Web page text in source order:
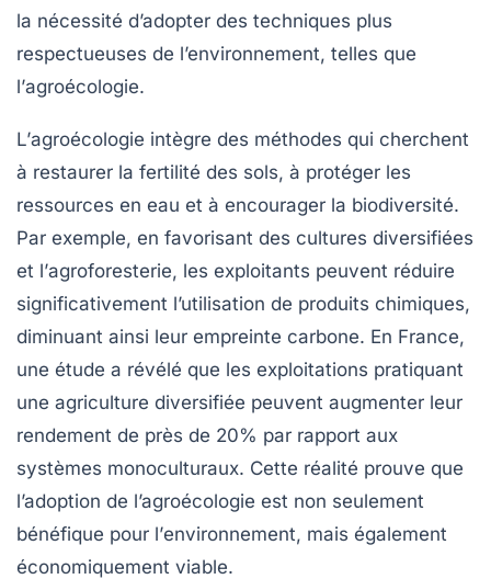
la nécessité d’adopter des techniques plus
respectueuses de l’environnement, telles que
l’agroécologie.
L’agroécologie intègre des méthodes qui cherchent
à restaurer la fertilité des sols, à protéger les
ressources en eau et à encourager la biodiversité.
Par exemple, en favorisant des cultures diversifiées
et l’agroforesterie, les exploitants peuvent réduire
significativement l’utilisation de produits chimiques,
diminuant ainsi leur empreinte carbone. En France,
une étude a révélé que les exploitations pratiquant
une agriculture diversifiée peuvent augmenter leur
rendement de près de 20% par rapport aux
systèmes monoculturaux. Cette réalité prouve que
l’adoption de l’agroécologie est non seulement
bénéfique pour l’environnement, mais également
économiquement viable.